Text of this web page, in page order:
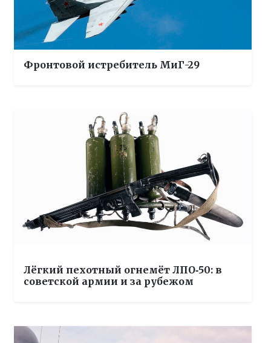
Фронтовой истребитель МиГ-29
Лёгкий пехотный огнемёт ЛПО‑50: в
советской армии и за рубежом